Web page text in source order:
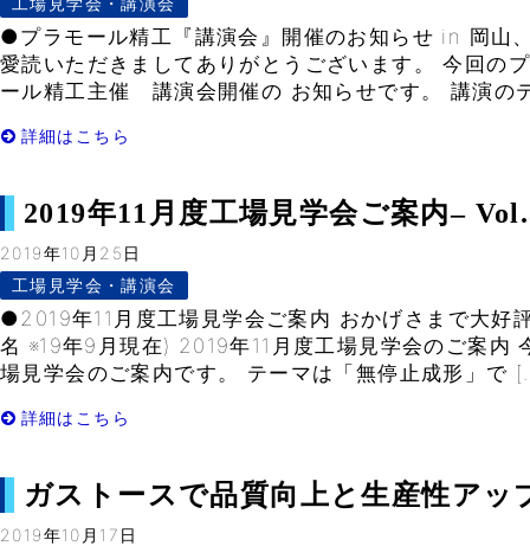
●プラモール精工『講演会』開催のお知らせ in 岡山
愛読いただきましてありがとうございます。 今回の
ール精工主催 講演会開催の お知らせです。 講演の
詳細はこちら
2019年11月度工場見学会ご案内–
2019年10月25日
工場見学会・講演会
●2019年11月度工場見学会ご案内 おかげさまで大好
名 ※19年9月現在) 2019年11月度工場見学会のご案内
場見学会のご案内です。 テーマは「無停止成形」で
詳細はこちら
ガストースで品質向上と生産性アッ
2019年10月17日